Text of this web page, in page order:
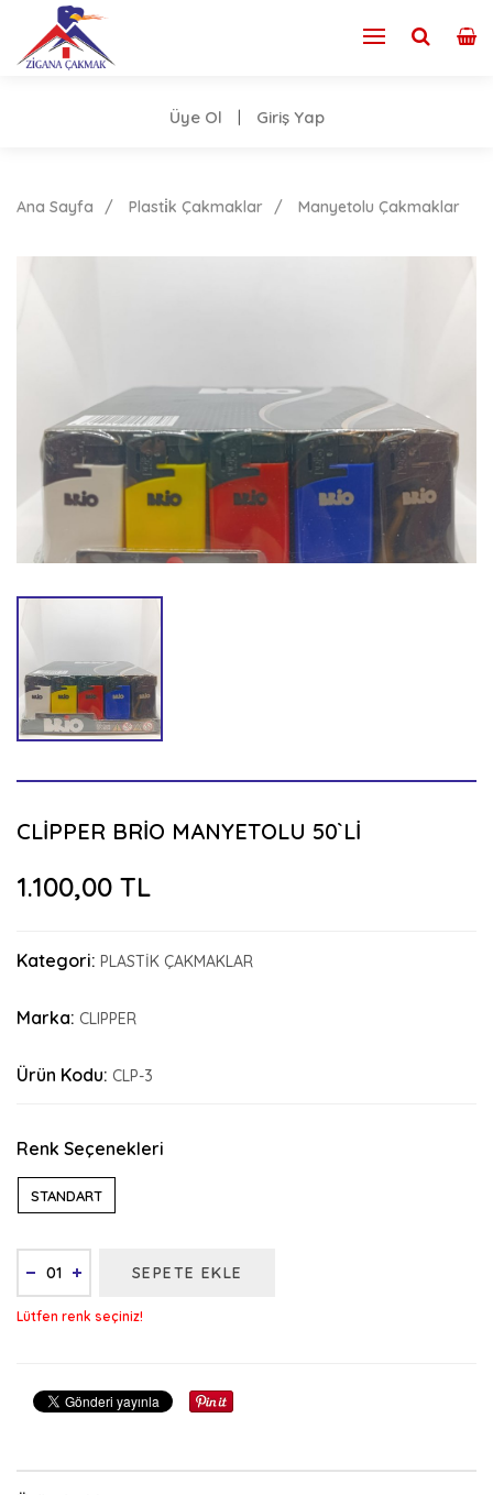
Üye Ol Giriş Yap
Ana Sayfa Plasti̇k Çakmaklar Manyetolu Çakmaklar
CLİPPER BRİO MANYETOLU 50`Lİ
1.100,00 TL
Kategori: PLASTİK ÇAKMAKLAR
Marka: CLIPPER
Ürün Kodu: CLP-3
Renk Seçenekleri
STANDART
SEPETE EKLE
Lütfen renk seçiniz!